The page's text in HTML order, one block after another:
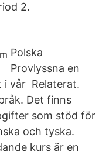
2.
Polska
Provlyssna en
i vår Relaterat.
Det finns
som stöd för
och tyska.
kurs är en